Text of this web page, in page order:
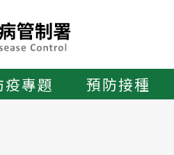
專題 預防接種